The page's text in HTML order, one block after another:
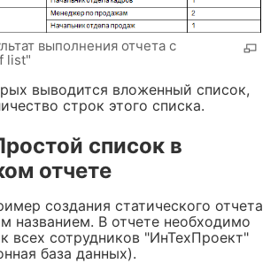
выполнения отчета с
list"
выводится вложенный список,
строк этого списка.
список в
отчете
создания статического отчета
названием. В отчете необходимо
всех сотрудников "ИнТехПроект"
база данных).